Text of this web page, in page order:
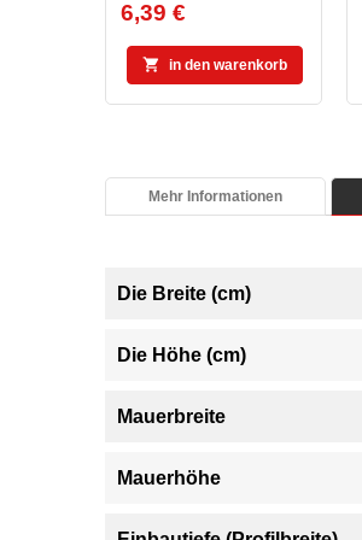
Preis
6,39 €
 in den warenkorb
Mehr Informationen
Die Breite (cm)
Die Höhe (cm)
Mauerbreite
Mauerhöhe